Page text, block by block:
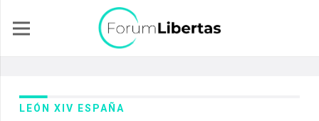
LEÓN XIV ESPAÑA